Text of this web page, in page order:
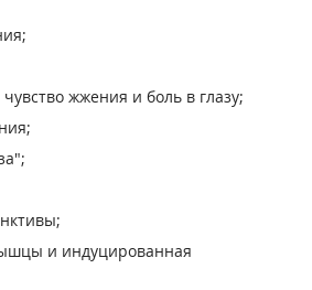
жжения и боль в глазу;
и индуцированная